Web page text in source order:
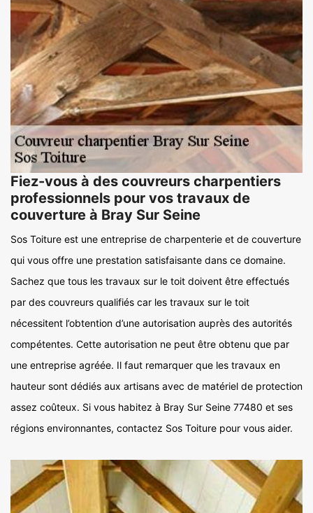
Fiez-vous à des couvreurs charpentiers
professionnels pour vos travaux de
couverture à Bray Sur Seine
Sos Toiture est une entreprise de charpenterie et de couverture
qui vous offre une prestation satisfaisante dans ce domaine.
Sachez que tous les travaux sur le toit doivent être effectués
par des couvreurs qualifiés car les travaux sur le toit
nécessitent l’obtention d’une autorisation auprès des autorités
compétentes. Cette autorisation ne peut être obtenu que par
une entreprise agréée. Il faut remarquer que les travaux en
hauteur sont dédiés aux artisans avec de matériel de protection
assez coûteux. Si vous habitez à Bray Sur Seine 77480 et ses
régions environnantes, contactez Sos Toiture pour vous aider.